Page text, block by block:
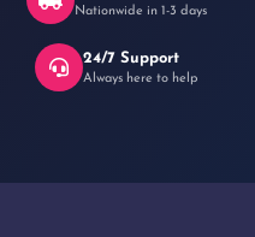
Nationwide in 1-3 days
24/7 Support
Always here to help